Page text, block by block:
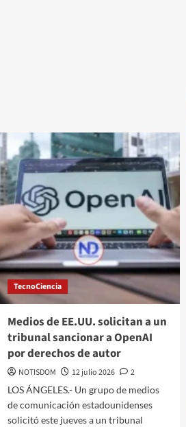
TecnoCiencia
Medios de EE.UU. solicitan a un
tribunal sancionar a OpenAI
por derechos de autor
NOTISDOM 12 julio 2026
2
LOS ÁNGELES.- Un grupo de medios
de comunicación estadounidenses
solicitó este jueves a un tribunal